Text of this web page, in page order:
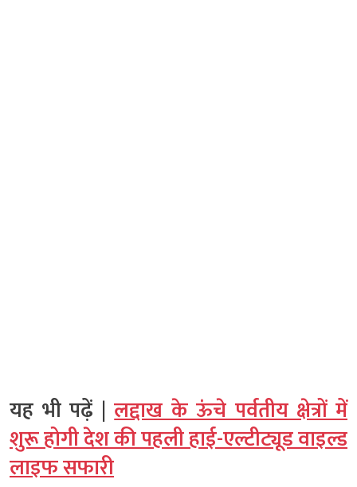
यह भी पढ़ें |लद्दाख के ऊंचे पर्वतीय क्षेत्रों में
शुरू होगी देश की पहली हाई-एल्टीट्यूड वाइल्ड
लाइफ सफारी